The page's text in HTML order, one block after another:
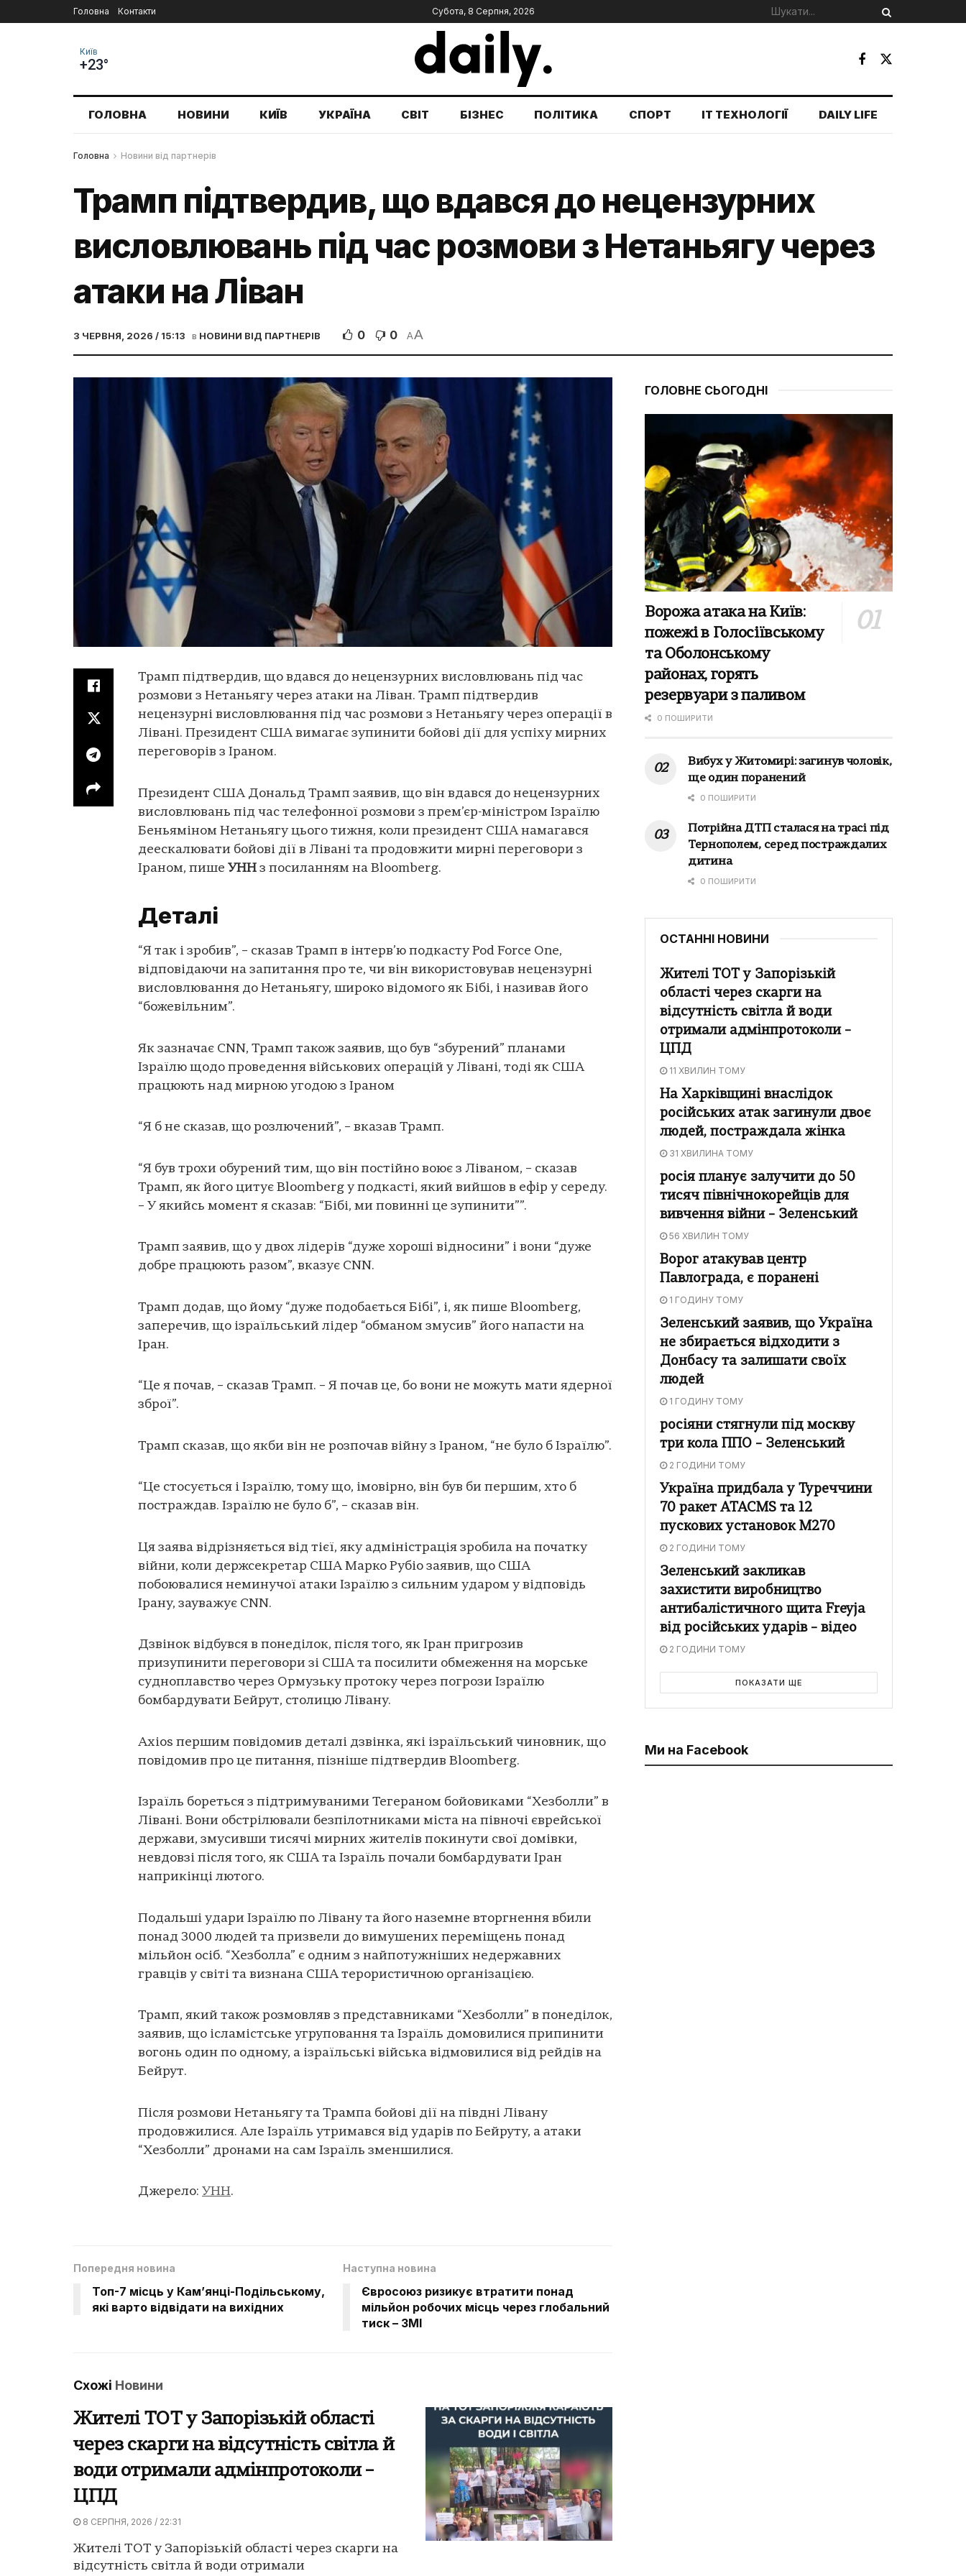
Головна Контакти Субота, 8 Серпня, 2026
Київ
+23°
ГОЛОВНА НОВИНИ КИЇВ УКРАЇНА СВІТ БІЗНЕС ПОЛІТИКА СПОРТ IT ТЕХНОЛОГІЇ DAILY LIFE
Головна Новини від партнерів
Трамп підтвердив, що вдався до нецензурних
висловлювань під час розмови з Нетаньягу через
атаки на Ліван
3 ЧЕРВНЯ, 2026 / 15:13 в НОВИНИ ВІД ПАРТНЕРІВ 0 0 AA
Трамп підтвердив, що вдався до нецензурних висловлювань під час
розмови з Нетаньягу через атаки на Ліван. Трамп підтвердив
нецензурні висловлювання під час розмови з Нетаньягу через операції в
Лівані. Президент США вимагає зупинити бойові дії для успіху мирних
переговорів з Іраном.
Президент США Дональд Трамп заявив, що він вдався до нецензурних
висловлювань під час телефонної розмови з прем’єр-міністром Ізраїлю
Беньяміном Нетаньягу цього тижня, коли президент США намагався
деескалювати бойові дії в Лівані та продовжити мирні переговори з
Іраном, пише УНН з посиланням на Bloomberg.
Деталі
“Я так і зробив”, – сказав Трамп в інтерв’ю подкасту Pod Force One,
відповідаючи на запитання про те, чи він використовував нецензурні
висловлювання до Нетаньягу, широко відомого як Бібі, і називав його
“божевільним”.
Як зазначає CNN, Трамп також заявив, що був “збурений” планами
Ізраїлю щодо проведення військових операцій у Лівані, тоді як США
працюють над мирною угодою з Іраном
“Я б не сказав, що розлючений”, – вказав Трамп.
“Я був трохи обурений тим, що він постійно воює з Ліваном, – сказав
Трамп, як його цитує Bloomberg у подкасті, який вийшов в ефір у середу.
– У якийсь момент я сказав: “Бібі, ми повинні це зупинити””.
Трамп заявив, що у двох лідерів “дуже хороші відносини” і вони “дуже
добре працюють разом”, вказує CNN.
Трамп додав, що йому “дуже подобається Бібі”, і, як пише Bloomberg,
заперечив, що ізраїльський лідер “обманом змусив” його напасти на
Іран.
“Це я почав, – сказав Трамп. – Я почав це, бо вони не можуть мати ядерної
зброї”.
Трамп сказав, що якби він не розпочав війну з Іраном, “не було б Ізраїлю”.
“Це стосується і Ізраїлю, тому що, імовірно, він був би першим, хто б
постраждав. Ізраїлю не було б”, – сказав він.
Ця заява відрізняється від тієї, яку адміністрація зробила на початку
війни, коли держсекретар США Марко Рубіо заявив, що США
побоювалися неминучої атаки Ізраїлю з сильним ударом у відповідь
Ірану, зауважує CNN.
Дзвінок відбувся в понеділок, після того, як Іран пригрозив
призупинити переговори зі США та посилити обмеження на морське
судноплавство через Ормузьку протоку через погрози Ізраїлю
бомбардувати Бейрут, столицю Лівану.
Axios першим повідомив деталі дзвінка, які ізраїльський чиновник, що
повідомив про це питання, пізніше підтвердив Bloomberg.
Ізраїль бореться з підтримуваними Тегераном бойовиками “Хезболли” в
Лівані. Вони обстрілювали безпілотниками міста на півночі єврейської
держави, змусивши тисячі мирних жителів покинути свої домівки,
невдовзі після того, як США та Ізраїль почали бомбардувати Іран
наприкінці лютого.
Подальші удари Ізраїлю по Лівану та його наземне вторгнення вбили
понад 3000 людей та призвели до вимушених переміщень понад
мільйон осіб. “Хезболла” є одним з найпотужніших недержавних
гравців у світі та визнана США терористичною організацією.
Трамп, який також розмовляв з представниками “Хезболли” в понеділок,
заявив, що ісламістське угруповання та Ізраїль домовилися припинити
вогонь один по одному, а ізраїльські війська відмовилися від рейдів на
Бейрут.
Після розмови Нетаньягу та Трампа бойові дії на півдні Лівану
продовжилися. Але Ізраїль утримався від ударів по Бейруту, а атаки
“Хезболли” дронами на сам Ізраїль зменшилися.
Джерело: УНН.
Попередня новина
Топ-7 місць у Кам’янці-Подільському,
які варто відвідати на вихідних
Наступна новина
Євросоюз ризикує втратити понад
мільйон робочих місць через глобальний
тиск – ЗМІ
Схожі Новини
Жителі ТОТ у Запорізькій області
через скарги на відсутність світла й
води отримали адмінпротоколи –
ЦПД
8 СЕРПНЯ, 2026 / 22:31
Жителі ТОТ у Запорізькій області через скарги на
відсутність світла й води отримали
ГОЛОВНЕ СЬОГОДНІ
Ворожа атака на Київ:
пожежі в Голосіївському
та Оболонському
районах, горять
резервуари з паливом
0 ПОШИРИТИ
Вибух у Житомирі: загинув чоловік,
ще один поранений
0 ПОШИРИТИ
Потрійна ДТП сталася на трасі під
Тернополем, серед постраждалих
дитина
0 ПОШИРИТИ
ОСТАННІ НОВИНИ
Жителі ТОТ у Запорізькій
області через скарги на
відсутність світла й води
отримали адмінпротоколи –
ЦПД
11 ХВИЛИН ТОМУ
На Харківщині внаслідок
російських атак загинули двоє
людей, постраждала жінка
31 ХВИЛИНА ТОМУ
росія планує залучити до 50
тисяч північнокорейців для
вивчення війни – Зеленський
56 ХВИЛИН ТОМУ
Ворог атакував центр
Павлограда, є поранені
1 ГОДИНУ ТОМУ
Зеленський заявив, що Україна
не збирається відходити з
Донбасу та залишати своїх
людей
1 ГОДИНУ ТОМУ
росіяни стягнули під москву
три кола ППО – Зеленський
2 ГОДИНИ ТОМУ
Україна придбала у Туреччини
70 ракет ATACMS та 12
пускових установок M270
2 ГОДИНИ ТОМУ
Зеленський закликав
захистити виробництво
антибалістичного щита Freyja
від російських ударів – відео
2 ГОДИНИ ТОМУ
ПОКАЗАТИ ЩЕ
Ми на Facebook